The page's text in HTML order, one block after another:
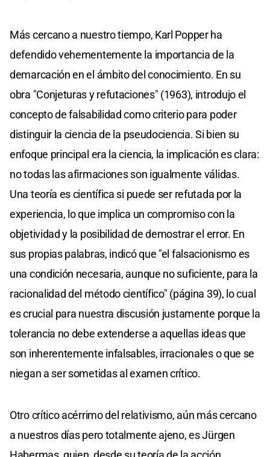
Más cercano a nuestro tiempo, Karl Popper ha
defendido vehementemente la importancia de la
demarcación en el ámbito del conocimiento. En su
obra "Conjeturas y refutaciones" (1963), introdujo el
concepto de falsabilidad como criterio para poder
distinguir la ciencia de la pseudociencia. Si bien su
enfoque principal era la ciencia, la implicación es clara:
no todas las afirmaciones son igualmente válidas.
Una teoría es científica si puede ser refutada por la
experiencia, lo que implica un compromiso con la
objetividad y la posibilidad de demostrar el error. En
sus propias palabras, indicó que "el falsacionismo es
una condición necesaria, aunque no suficiente, para la
racionalidad del método científico" (página 39), lo cual
es crucial para nuestra discusión justamente porque la
tolerancia no debe extenderse a aquellas ideas que
son inherentemente infalsables, irracionales o que se
niegan a ser sometidas al examen crítico.
Otro crítico acérrimo del relativismo, aún más cercano
a nuestros días pero totalmente ajeno, es Jürgen